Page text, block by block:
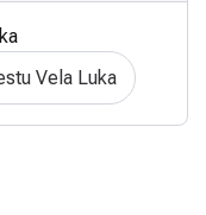
Vela Luka